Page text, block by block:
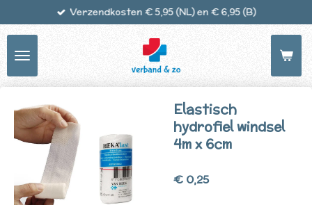
de
hoofdinhoud
Verzendkosten € 5,95 (NL) en € 6,95 (B)
Elastisch
hydrofiel windsel
4m x 6cm
€ 0,25